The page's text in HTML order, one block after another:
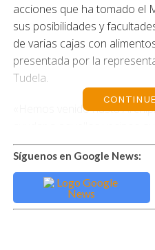
acciones que ha tomado el
sus posibilidades y
de varias cajas con
presentada por la
Tudela.
«Hemos venido hasta
edificio que está con los
claramente hay algunos
de ayuda de familias o irse a
que están con la mayor
alimento y calefacción, se
Síguenos en Google News: